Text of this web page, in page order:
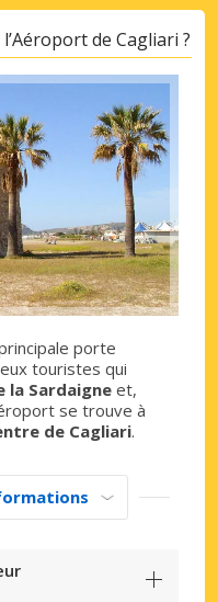
de Cagliari ?
porte
touristes qui
la Sardaigne et,
se trouve à
de Cagliari.